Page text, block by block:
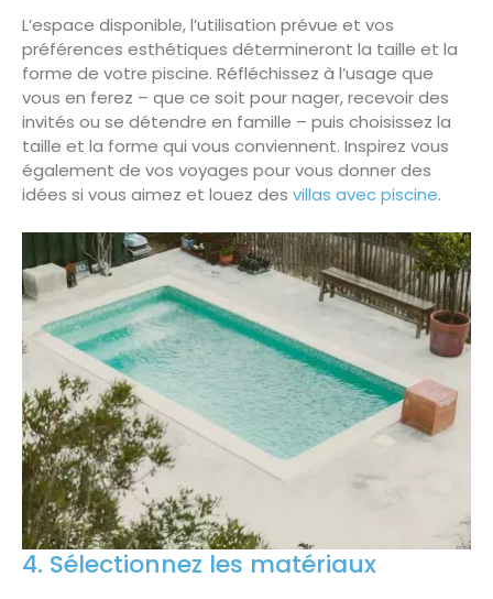
L’espace disponible, l’utilisation prévue et vos
préférences esthétiques détermineront la taille et la
forme de votre piscine. Réfléchissez à l’usage que
vous en ferez – que ce soit pour nager, recevoir des
invités ou se détendre en famille – puis choisissez la
taille et la forme qui vous conviennent. Inspirez vous
également de vos voyages pour vous donner des
idées si vous aimez et louez des villas avec piscine.
4. Sélectionnez les matériaux